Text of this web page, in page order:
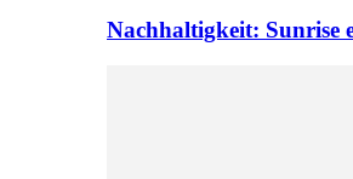
Nachhaltigkeit: Sunrise